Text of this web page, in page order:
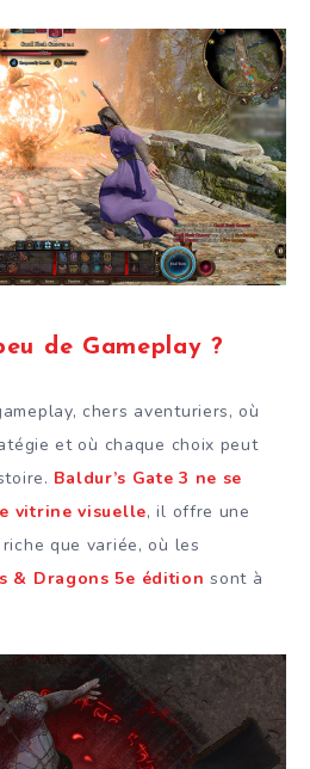
de Gameplay ?
chers aventuriers, où
et où chaque choix peut
Baldur’s Gate 3 ne se
vitrine visuelle, il offre une
que variée, où les
& Dragons 5e édition sont à